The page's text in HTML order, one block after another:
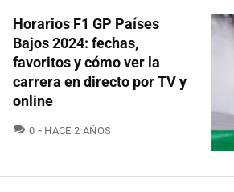
Horarios F1 GP Países
Bajos 2024: fechas,
favoritos y cómo ver la
carrera en directo por TV y
online
0 COMENTARIOS
HACE 2 AÑOS